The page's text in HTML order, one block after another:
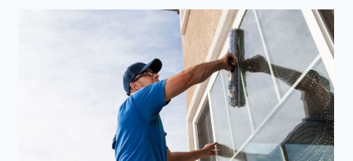
في
الشارقة
0553690604